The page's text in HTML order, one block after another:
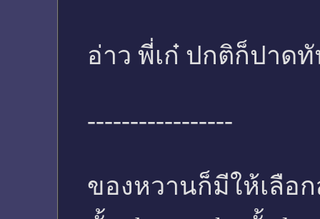
อ่าว พี่เก๋ ปกติก็ปาด
-----------------
ของหวานก็มีให้เลือ